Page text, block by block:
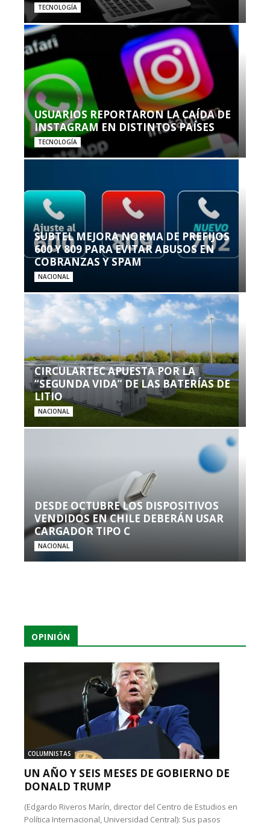
TECNOLOGÍA
USUARIOS REPORTARON LA CAÍDA DE
INSTAGRAM EN DISTINTOS PAÍSES
TECNOLOGÍA
SUBTEL MEJORA NORMA DE PREFIJOS
600 Y 809 PARA EVITAR ABUSOS EN
COBRANZAS Y SPAM
NACIONAL
CIRCULARTEC APUESTA POR LA
“SEGUNDA VIDA” DE LAS BATERÍAS DE
LITIO
NACIONAL
DESDE OCTUBRE LOS DISPOSITIVOS
VENDIDOS EN CHILE DEBERÁN USAR
CARGADOR TIPO C
NACIONAL
OPINIÓN
COLUMNISTAS
UN AÑO Y SEIS MESES DE GOBIERNO DE
DONALD TRUMP
(Edgardo Riveros Marín, director del Centro de Estudios en
Política Internacional, Universidad Central): Sus pasos